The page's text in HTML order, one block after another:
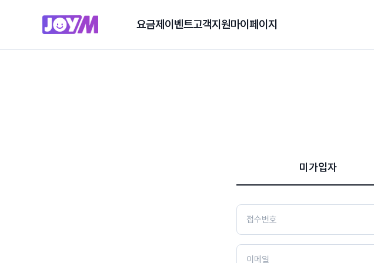
요금제 이벤트고객지원마이페이지
미가입자